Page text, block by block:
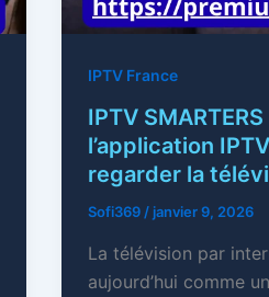
IPTV France
IPTV SMARTERS
l’application
regarder la
Sofi369 / janvier 9, 2026
La télévision par
aujourd’hui comme